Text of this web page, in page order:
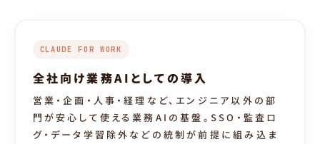
CLAUDE FOR WORK
全社向け業務AIとしての導入
営業・企画・人事・経理など、エンジニア以外の部
門が安心して使える業務AIの基盤。SSO・監査ロ
グ・データ学習除外などの統制が前提に組み込ま